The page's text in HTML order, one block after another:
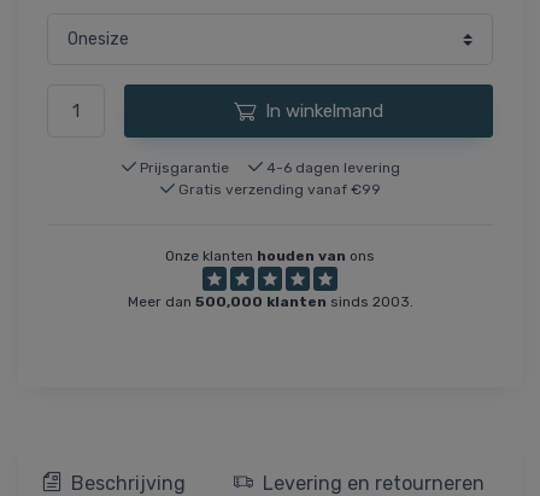
In winkelmand
Prijsgarantie
4-6 dagen levering
Gratis verzending vanaf €99
Onze klanten houden van ons
Meer dan 500,000 klanten sinds 2003.
Beschrijving Levering en retourneren